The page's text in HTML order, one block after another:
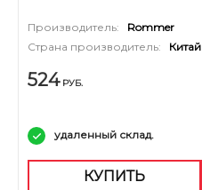
Производитель:
Rommer
Страна производитель:
Китай
524 РУБ.
удаленный склад.
КУПИТЬ